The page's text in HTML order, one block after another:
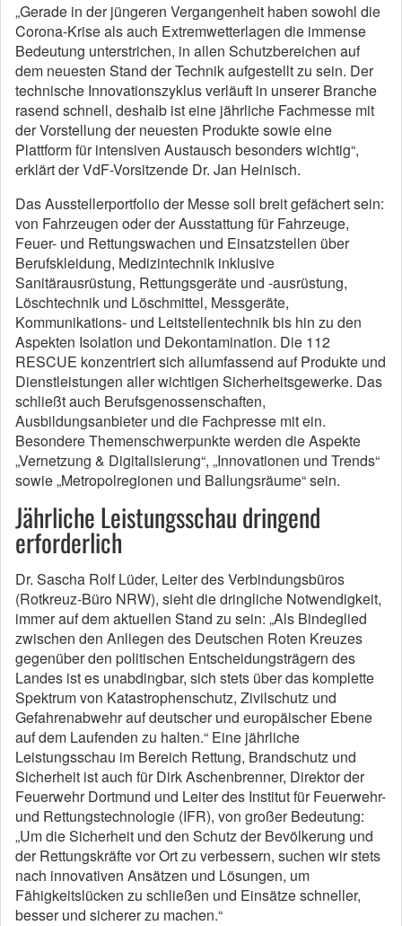
„Gerade in der jüngeren Vergangenheit haben sowohl die
Corona-Krise als auch Extremwetterlagen die immense
Bedeutung unterstrichen, in allen Schutzbereichen auf
dem neuesten Stand der Technik aufgestellt zu sein. Der
technische Innovationszyklus verläuft in unserer Branche
rasend schnell, deshalb ist eine jährliche Fachmesse mit
der Vorstellung der neuesten Produkte sowie eine
Plattform für intensiven Austausch besonders wichtig“,
erklärt der VdF-Vorsitzende Dr. Jan Heinisch.
Das Ausstellerportfolio der Messe soll breit gefächert sein:
von Fahrzeugen oder der Ausstattung für Fahrzeuge,
Feuer- und Rettungswachen und Einsatzstellen über
Berufskleidung, Medizintechnik inklusive
Sanitärausrüstung, Rettungsgeräte und -ausrüstung,
Löschtechnik und Löschmittel, Messgeräte,
Kommunikations- und Leitstellentechnik bis hin zu den
Aspekten Isolation und Dekontamination. Die 112
RESCUE konzentriert sich allumfassend auf Produkte und
Dienstleistungen aller wichtigen Sicherheitsgewerke. Das
schließt auch Berufsgenossenschaften,
Ausbildungsanbieter und die Fachpresse mit ein.
Besondere Themenschwerpunkte werden die Aspekte
„Vernetzung & Digitalisierung“, „Innovationen und Trends“
sowie „Metropolregionen und Ballungsräume“ sein.
Jährliche Leistungsschau dringend
erforderlich
Dr. Sascha Rolf Lüder, Leiter des Verbindungsbüros
(Rotkreuz-Büro NRW), sieht die dringliche Notwendigkeit,
immer auf dem aktuellen Stand zu sein: „Als Bindeglied
zwischen den Anliegen des Deutschen Roten Kreuzes
gegenüber den politischen Entscheidungsträgern des
Landes ist es unabdingbar, sich stets über das komplette
Spektrum von Katastrophenschutz, Zivilschutz und
Gefahrenabwehr auf deutscher und europäischer Ebene
auf dem Laufenden zu halten.“ Eine jährliche
Leistungsschau im Bereich Rettung, Brandschutz und
Sicherheit ist auch für Dirk Aschenbrenner, Direktor der
Feuerwehr Dortmund und Leiter des Institut für Feuerwehr-
und Rettungstechnologie (IFR), von großer Bedeutung:
„Um die Sicherheit und den Schutz der Bevölkerung und
der Rettungskräfte vor Ort zu verbessern, suchen wir stets
nach innovativen Ansätzen und Lösungen, um
Fähigkeitslücken zu schließen und Einsätze schneller,
besser und sicherer zu machen.“